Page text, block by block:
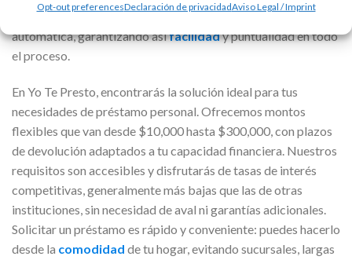
Opt-out preferencesDeclaración de privacidadAviso Legal / Imprint
préstamo y realizar los cobros mensuales de forma
automática, garantizando asífacilidady puntualidad en todo
el proceso.
En Yo Te Presto, encontrarás la solución ideal para tus
necesidades de préstamo personal. Ofrecemos montos
flexibles que van desde $10,000 hasta $300,000, con plazos
de devolución adaptados a tu capacidad financiera. Nuestros
requisitos son accesibles y disfrutarás de tasas de interés
competitivas, generalmente más bajas que las de otras
instituciones, sin necesidad de aval ni garantías adicionales.
Solicitar un préstamo es rápido y conveniente: puedes hacerlo
desde la comodidad de tu hogar, evitando sucursales, largas